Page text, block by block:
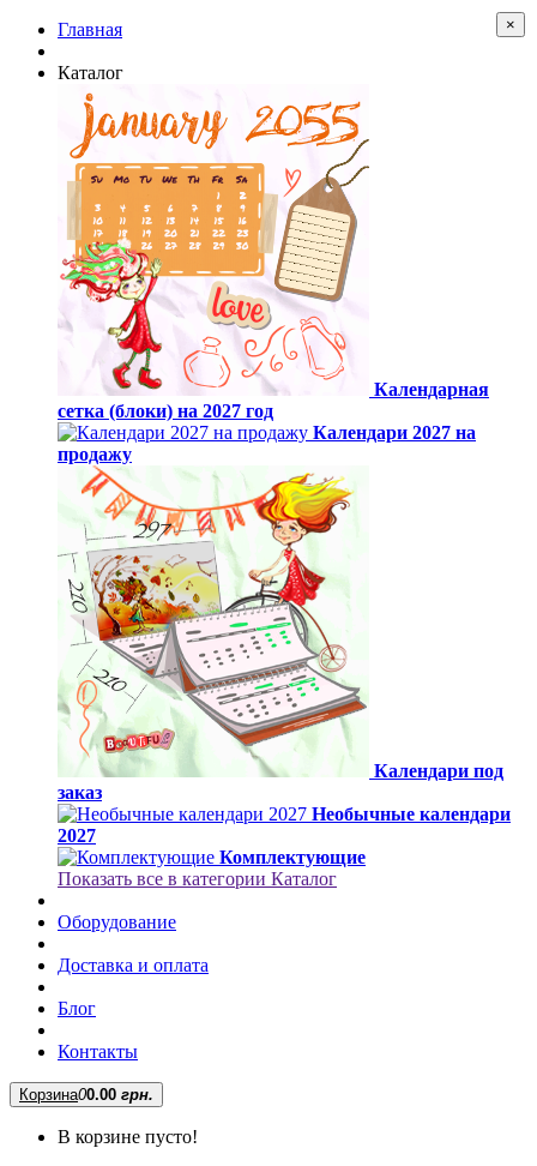
Главная
Каталог
Календарная
сетка (блоки) на 2027 год
Календари 2027 на
продажу
Календари под
заказ
Необычные календари
2027
Комплектующие
Показать все в категории Каталог
Оборудование
Доставка и оплата
Блог
Контакты
Корзина00.00 грн.
В корзине пусто!
×